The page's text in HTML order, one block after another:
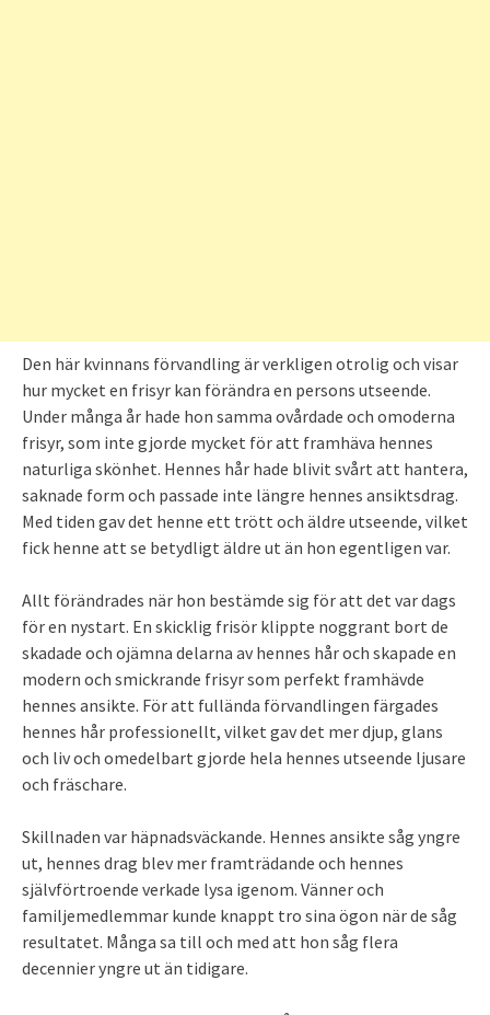
Den här kvinnans förvandling är verkligen otrolig och visar
hur mycket en frisyr kan förändra en persons utseende.
Under många år hade hon samma ovårdade och omoderna
frisyr, som inte gjorde mycket för att framhäva hennes
naturliga skönhet. Hennes hår hade blivit svårt att hantera,
saknade form och passade inte längre hennes ansiktsdrag.
Med tiden gav det henne ett trött och äldre utseende, vilket
fick henne att se betydligt äldre ut än hon egentligen var.
Allt förändrades när hon bestämde sig för att det var dags
för en nystart. En skicklig frisör klippte noggrant bort de
skadade och ojämna delarna av hennes hår och skapade en
modern och smickrande frisyr som perfekt framhävde
hennes ansikte. För att fullända förvandlingen färgades
hennes hår professionellt, vilket gav det mer djup, glans
och liv och omedelbart gjorde hela hennes utseende ljusare
och fräschare.
Skillnaden var häpnadsväckande. Hennes ansikte såg yngre
ut, hennes drag blev mer framträdande och hennes
självförtroende verkade lysa igenom. Vänner och
familjemedlemmar kunde knappt tro sina ögon när de såg
resultatet. Många sa till och med att hon såg flera
decennier yngre ut än tidigare.